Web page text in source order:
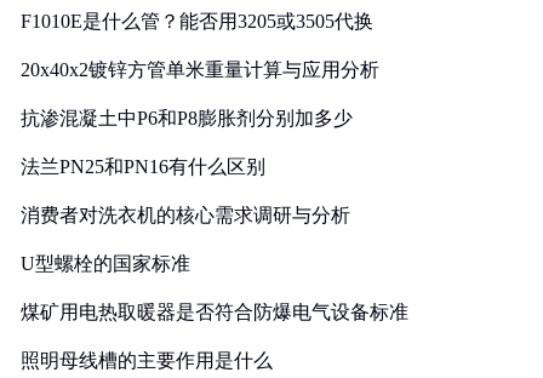
F1010E是什么管？能否用3205或3505代换
20x40x2镀锌方管单米重量计算与应用分析
抗渗混凝土中P6和P8膨胀剂分别加多少
法兰PN25和PN16有什么区别
消费者对洗衣机的核心需求调研与分析
U型螺栓的国家标准
煤矿用电热取暖器是否符合防爆电气设备标准
照明母线槽的主要作用是什么